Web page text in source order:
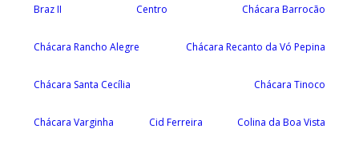
Braz II Centro Chácara Barrocão
Chácara Rancho Alegre Chácara Recanto da Vó Pepina
Chácara Santa Cecília Chácara Tinoco
Chácara Varginha Cid Ferreira Colina da Boa Vista